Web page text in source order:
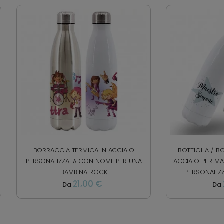
BORRACCIA TERMICA IN ACCIAIO
PERSONALIZZATA CON NOME PER UNA
BAMBINA ROCK
Da 21,00 €
BOTTIGLIA /
ACCIAIO PER
Da